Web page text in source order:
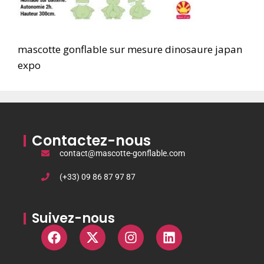
mascotte gonflable sur mesure dinosaure japan
expo
Contactez-nous
contact@mascotte-gonflable.com
(+33) 09 86 87 97 87
Suivez-nous